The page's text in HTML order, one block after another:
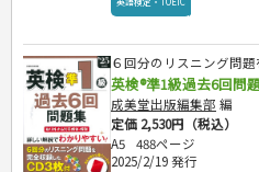
６回分のリスニング問
英検®準1級過去6回問
成美堂出版編集部 編
定価 2,530円（税込）
A5
488ページ
2025/2/19 発行